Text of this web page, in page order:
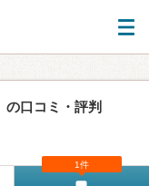
の口コミ・評判
1件